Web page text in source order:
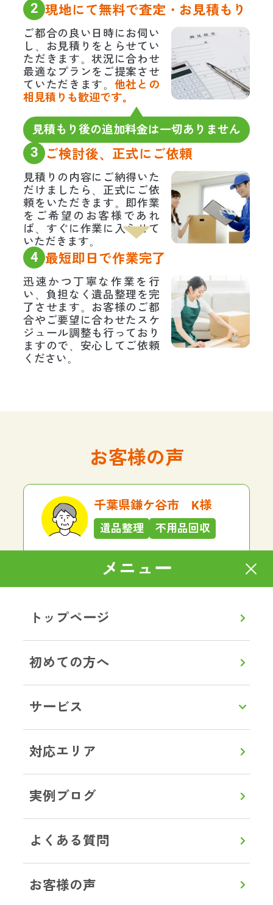
メニュー
トップページ
初めての方へ
サービス
対応エリア
実例ブログ
よくある質問
お客様の声
2 現地にて無料で査定・お見積もり
ご都合の良い日時にお伺い
し、お見積りをとらせてい
ただきます。状況に合わせ
最適なプランをご提案させ
ていただきます。 他社との
相見積りも歓迎です。
見積もり後の追加料金は一切ありません
3 ご検討後、正式にご依頼
見積りの内容にご納得いた
だけましたら、正式にご依
頼をいただきます。即作業
をご希望のお客様であれ
ば、すぐに作業に入らせて
いただきます。
4 最短即日で作業完了
迅速かつ丁寧な作業を行
い、負担なく遺品整理を完
了させます。お客様のご都
合やご要望に合わせたスケ
ジュール調整も行っており
ますので、安心してご依頼
ください。
お客様の声
千葉県鎌ケ谷市 K様
遺品整理 不用品回収
大型家具、家電の回収をお願いしま
した。想像以上にスムーズで大満足
あっという間に運び出していただけ
ました。作業員の方も感じがよく、
終始丁寧で安心してお任せできまし
た。料金も明朗で、最初から最後ま
でストレスなく対応していただき、
本当に助かりました。また何かあれ
ばぜひお願いしたいと思います。あ
一人暮らしをしていた母が孤独死し
ているとの連絡が。部屋はゴミ屋敷
況ではありませんでした。遠方のた
め立ち合いは出来ませんでしたが、